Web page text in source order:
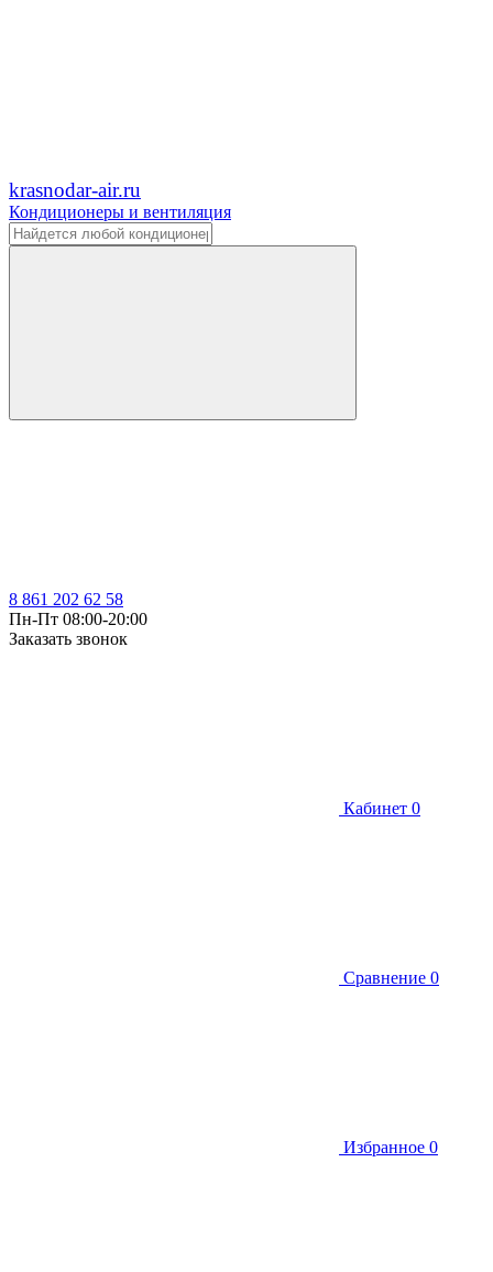
krasnodar-air.ru
Кондиционеры и вентиляция
8 861 202 62 58
Пн-Пт 08:00-20:00
Заказать звонок
Кабинет 0
Сравнение 0
Избранное 0